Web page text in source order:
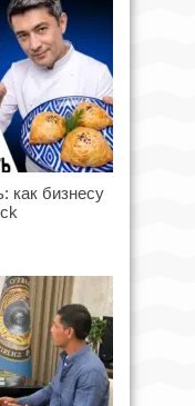
как бизнесу